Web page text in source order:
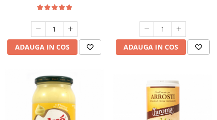
ADAUGA IN COS ADAUGA IN COS